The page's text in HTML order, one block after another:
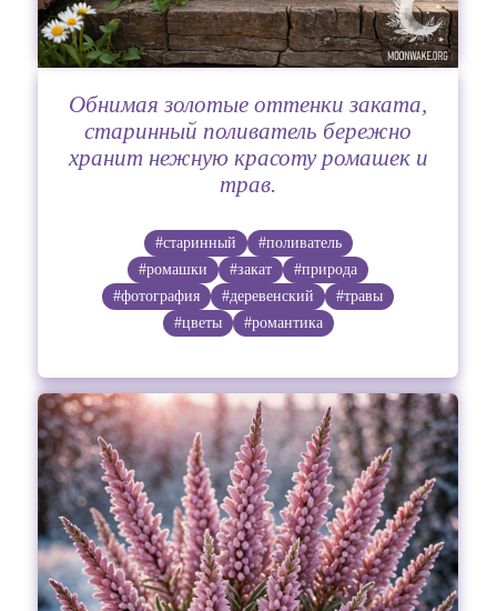
Обнимая золотые оттенки заката,
старинный поливатель бережно
хранит нежную красоту ромашек и
трав.
#старинный
#поливатель
#ромашки
#закат
#природа
#фотография
#деревенский
#травы
#цветы
#романтика